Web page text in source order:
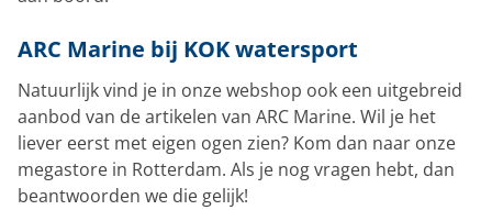
ARC Marine bij KOK watersport
Natuurlijk vind je in onze webshop ook een uitgebreid
aanbod van de artikelen van ARC Marine. Wil je het
liever eerst met eigen ogen zien? Kom dan naar onze
megastore in Rotterdam. Als je nog vragen hebt, dan
beantwoorden we die gelijk!